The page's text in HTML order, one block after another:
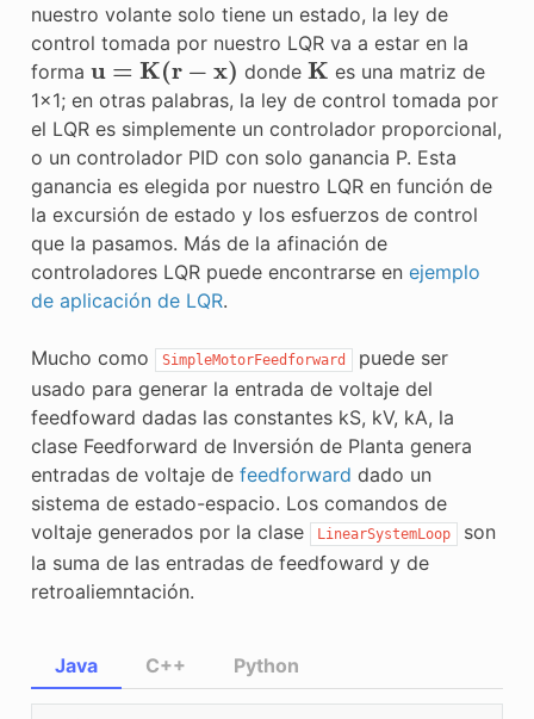
nuestro volante solo tiene un estado, la ley de
control tomada por nuestro LQR va a estar en la
forma u=K(r−x) dondeK es una matriz de
1x1; en otras palabras, la ley de control tomada por
el LQR es simplemente un controlador proporcional,
o un controlador PID con solo ganancia P. Esta
ganancia es elegida por nuestro LQR en función de
la excursión de estado y los esfuerzos de control
que la pasamos. Más de la afinación de
controladores LQR puede encontrarse en ejemplo
de aplicación de LQR.
Mucho como SimpleMotorFeedforward
puede ser
usado para generar la entrada de voltaje del
feedfoward dadas las constantes kS, kV, kA, la
clase Feedforward de Inversión de Planta genera
entradas de voltaje de feedforward dado un
sistema de estado-espacio. Los comandos de
voltaje generados por la clase
LinearSystemLoop
son
la suma de las entradas de feedfoward y de
retroaliemntación.
Java C++ Python